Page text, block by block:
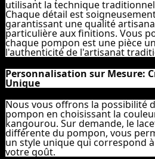
utilisant la technique
Chaque détail est
garantissant une qualité
particulière aux finitions. Vous
chaque pompon est une pièce
l'authenticité de l'artisanat
Personnalisation sur Mesure:
Unique
Nous vous offrons la possibilité
pompon en choisissant la
kangourou. Sur demande, le
différente du pompon, vous
un style unique qui correspond
votre goût.